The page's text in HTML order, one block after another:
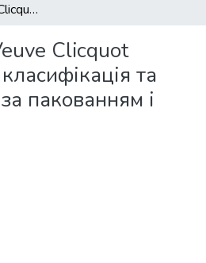
Шампанське Veuve Clicquot (Вдова Кліко): класифікація та ідентифікація за пакованням і маркованням
Clicquot
та
пакованням і